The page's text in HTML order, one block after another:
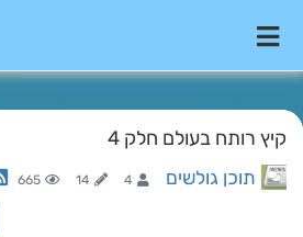
קיץ רותח בעולם חלק 4
תוכן גולשים 4
14
665